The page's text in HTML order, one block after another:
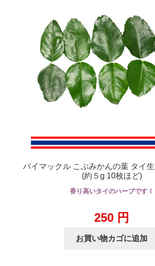
バイマックル こぶみかんの葉 タイ
(約５g 10枚ほど)
香り高いタイのハーブです！
250 円
お買い物カゴに追加